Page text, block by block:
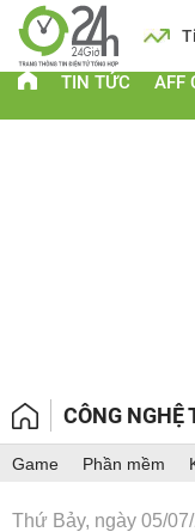
Lịch
TIN TỨC AFF
CÔNG NGHỆ
Game Phần mềm
Thứ Bảy, ngày 05/